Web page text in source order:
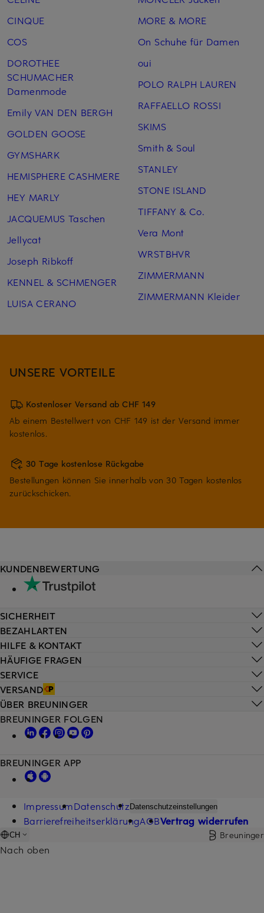
CINQUE
COS
DOROTHEE
SCHUMACHER
Damenmode
Emily VAN DEN BERGH
GOLDEN GOOSE
GYMSHARK
HEMISPHERE CASHMERE
HEY MARLY
JACQUEMUS Taschen
Jellycat
Joseph Ribkoff
KENNEL & SCHMENGER
LUISA CERANO
MORE & MORE
On Schuhe für Damen
oui
POLO RALPH LAUREN
RAFFAELLO ROSSI
SKIMS
Smith & Soul
STANLEY
STONE ISLAND
TIFFANY & Co.
Vera Mont
WRSTBHVR
ZIMMERMANN
ZIMMERMANN Kleider
UNSERE VORTEILE
Kostenloser Versand ab CHF 149
Ab einem Bestellwert von CHF 149 ist der Versand immer
kostenlos.
30 Tage kostenlose Rückgabe
Bestellungen können Sie innerhalb von 30 Tagen kostenlos
zurückschicken.
HILFE & KONTAKT
HÄUFIGE FRAGEN
SERVICE
VERSAND
KUNDENBEWERTUNG
SICHERHEIT
BEZAHLARTEN
ÜBER BREUNINGER
BREUNINGER FOLGEN
BREUNINGER APP
ImpressumDatenschutzDatenschutzeinstellungen
BarrierefreiheitserklärungAGBVertrag widerrufen
CH Breuninger
Nach oben